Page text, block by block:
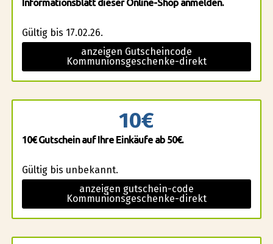
Informationsblatt dieser Online-Shop anmelden.
Gültig bis 17.02.26.
anzeigen Gutscheincode
Kommunionsgeschenke-direkt
10€
10€ Gutschein auf Ihre Einkäufe ab 50€.
Gültig bis unbekannt.
anzeigen gutschein-code
Kommunionsgeschenke-direkt